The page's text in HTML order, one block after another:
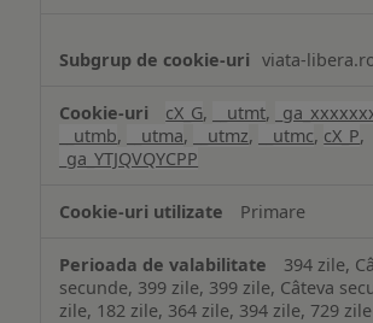
viata-
cX_G, __utmt,
__utmb, __utma, __utmz, __utmc, cX_P,
_ga_YTJQVQYCPP
Primare
394 zile,
secunde, 399 zile, 399 zile, Câteva
zile, 182 zile, 364 zile, 394 zile, 729 zile